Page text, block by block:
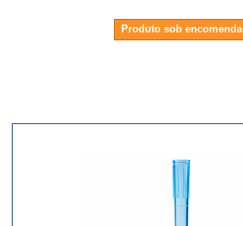
Produto sob encomenda